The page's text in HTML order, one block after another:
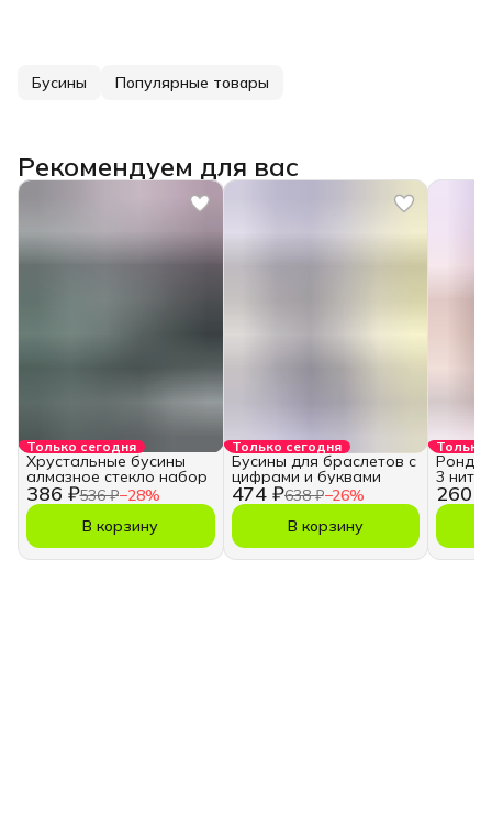
Бусины Популярные товары
Рекомендуем для вас
Только сегодня
386 ₽536 ₽−28%
Хрустальные бусины
алмазное стекло набор
В корзину
Только сегодня
474 ₽638 ₽−26%
Бусины для браслетов с
цифрами и буквами
В корзину
Только
260 ₽
3 нити